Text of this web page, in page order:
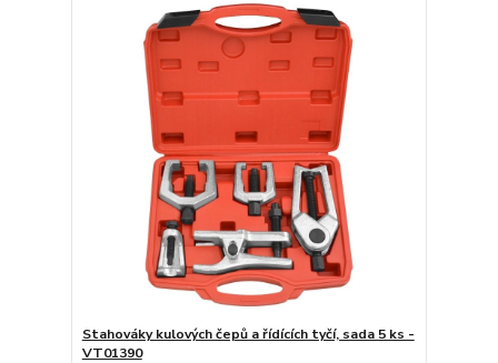
Stahováky kulových čepů a řídících tyčí, sada 5 ks -
VT01390